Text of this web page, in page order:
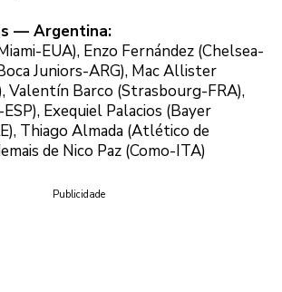
— Argentina:
EUA), Enzo Fernández (Chelsea-
Juniors-ARG), Mac Allister
Valentín Barco (Strasbourg-FRA),
Exequiel Palacios (Bayer
Thiago Almada (Atlético de
de Nico Paz (Como-ITA)
Publicidade